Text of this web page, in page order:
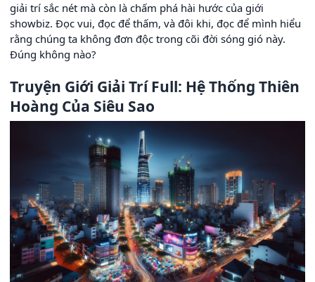
giải trí sắc nét mà còn là chấm phá hài hước của giới
showbiz. Đọc vui, đọc để thấm, và đôi khi, đọc để mình hiểu
rằng chúng ta không đơn độc trong cõi đời sóng gió này.
Đúng không nào?
Truyện Giới Giải Trí Full: Hệ Thống Thiên
Hoàng Của Siêu Sao